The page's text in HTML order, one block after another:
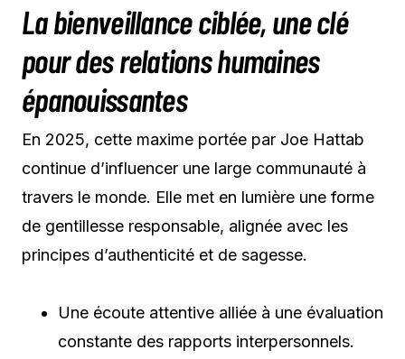
La bienveillance ciblée, une clé
pour des relations humaines
épanouissantes
En 2025, cette maxime portée par Joe Hattab
continue d’influencer une large communauté à
travers le monde. Elle met en lumière une forme
de gentillesse responsable, alignée avec les
principes d’authenticité et de sagesse.
Une écoute attentive alliée à une évaluation
constante des rapports interpersonnels.